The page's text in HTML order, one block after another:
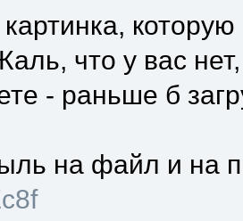
что у вас
- раньше б
на файл и на